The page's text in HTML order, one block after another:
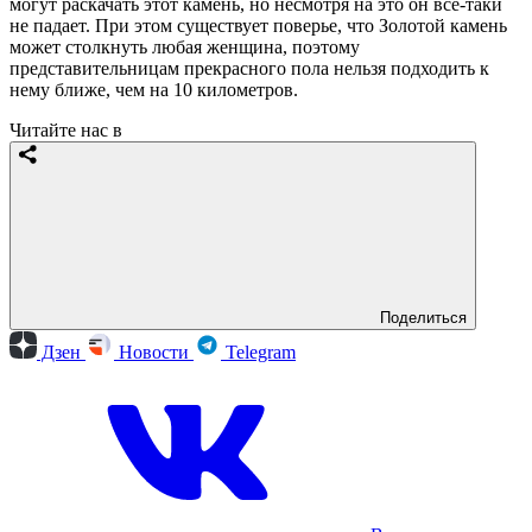
могут раскачать этот камень, но несмотря на это он всё-таки
не падает. При этом существует поверье, что Золотой камень
может столкнуть любая женщина, поэтому
представительницам прекрасного пола нельзя подходить к
нему ближе, чем на 10 километров.
Читайте нас в
Поделиться
Дзен Новости Telegram